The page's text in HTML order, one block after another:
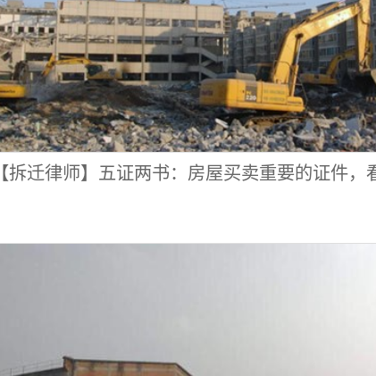
【拆迁律师】五证两书：房屋买卖重要的证件，